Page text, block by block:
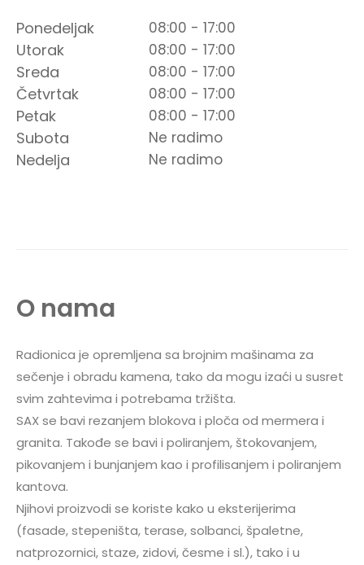
Ponedeljak
Utorak
Sreda
Četvrtak
Petak
Subota
Nedelja
08:00 - 17:00
08:00 - 17:00
08:00 - 17:00
08:00 - 17:00
08:00 - 17:00
Ne radimo
Ne radimo
O nama
Radionica je opremljena sa brojnim mašinama za
sečenje i obradu kamena, tako da mogu izaći u susret
svim zahtevima i potrebama tržišta.
SAX se bavi rezanjem blokova i ploča od mermera i
granita. Takođe se bavi i poliranjem, štokovanjem,
pikovanjem i bunjanjem kao i profilisanjem i poliranjem
kantova.
Njihovi proizvodi se koriste kako u eksterijerima
(fasade, stepeništa, terase, solbanci, špaletne,
natprozornici, staze, zidovi, česme i sl.), tako i u